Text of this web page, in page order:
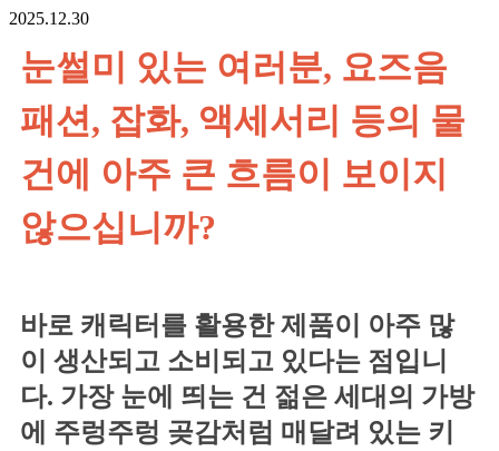
2025.12.30
눈썰미 있는 여러분, 요즈음
패션, 잡화, 액세서리 등의 물
건에 아주 큰 흐름이 보이지
않으십니까?
바로 캐릭터를 활용한 제품이 아주 많
이 생산되고 소비되고 있다는 점입니
다. 가장 눈에 띄는 건 젊은 세대의 가방
에 주렁주렁 곶감처럼 매달려 있는 키